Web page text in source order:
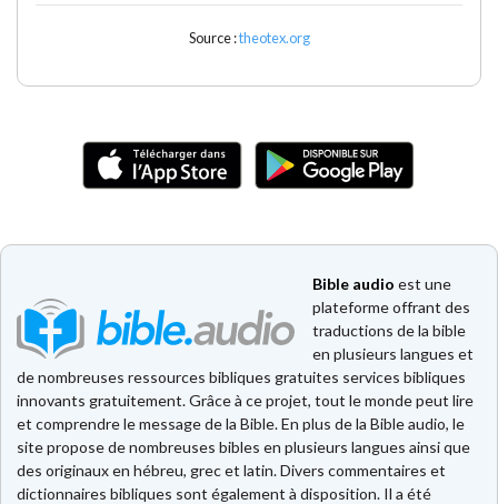
Source :theotex.org
Bible audio est une
plateforme offrant des
traductions de la bible
en plusieurs langues et
de nombreuses ressources bibliques gratuites services bibliques
innovants gratuitement. Grâce à ce projet, tout le monde peut lire
et comprendre le message de la Bible. En plus de la Bible audio, le
site propose de nombreuses bibles en plusieurs langues ainsi que
des originaux en hébreu, grec et latin. Divers commentaires et
dictionnaires bibliques sont également à disposition. Il a été